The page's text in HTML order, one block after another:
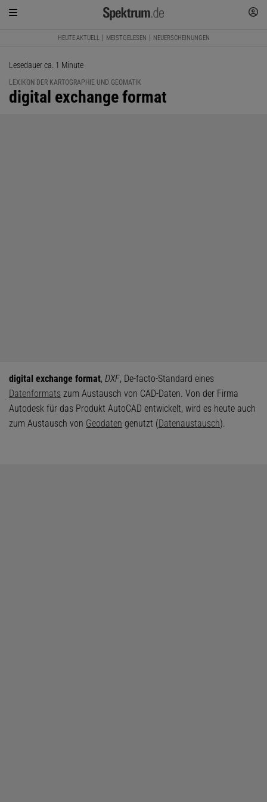
HEUTE AKTUELL MEISTGELESEN NEUERSCHEINUNGEN
Lesedauer ca. 1 Minute
LEXIKON DER KARTOGRAPHIE UND GEOMATIK
:
digital exchange format
digital exchange format, DXF, De-facto-Standard eines
Datenformats zum Austausch von CAD-Daten. Von der Firma
Autodesk für das Produkt AutoCAD entwickelt, wird es heute auch
zum Austausch von Geodaten genutzt (Datenaustausch).